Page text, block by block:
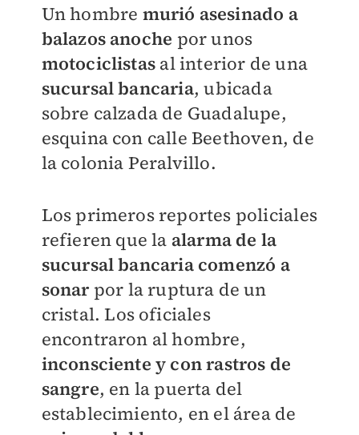
Un hombre murió asesinado a
balazos anoche por unos
motociclistas al interior de una
sucursal bancaria, ubicada
sobre calzada de Guadalupe,
esquina con calle Beethoven, de
la colonia Peralvillo.
Los primeros reportes policiales
refieren que la alarma de la
sucursal bancaria comenzó a
sonarpor la ruptura de un
cristal. Los oficiales
encontraron al hombre,
inconsciente y con rastros de
sangre, en la puerta del
establecimiento, en el área de